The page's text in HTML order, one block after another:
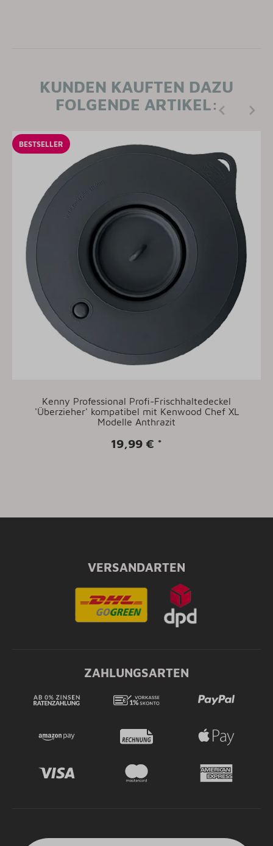
KUNDEN KAUFTEN DAZU
FOLGENDE ARTIKEL:
BESTSELLER
Kenny Professional Profi-Frischhaltedeckel
'Überzieher' kompatibel mit Kenwood Chef XL
Modelle Anthrazit
19,99 € *
VERSANDARTEN
ZAHLUNGSARTEN